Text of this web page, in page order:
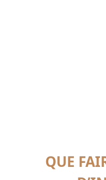
QUE